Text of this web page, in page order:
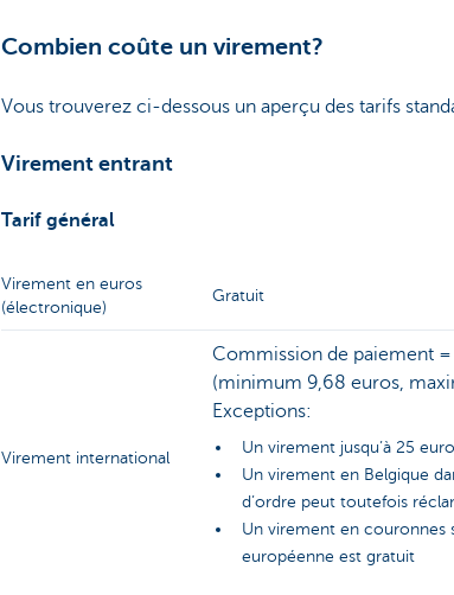
Combien coûte un virement?
Vous trouverez ci-dessous un aperçu des tarifs
Virement entrant
Tarif général
Virement en euros
(électronique)
Gratuit
Virement international
Commission de paiement =
(minimum 9,68 euros,
Exceptions:
Un virement jusqu’à 25
Un virement en Belgique
d’ordre peut toutefois
Un virement en couronnes
européenne est gratuit